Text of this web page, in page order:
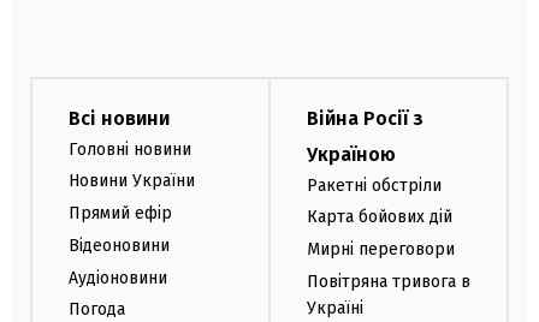
Всі новини
Головні новини
Новини України
Прямий ефір
Відеоновини
Аудіоновини
Погода
Війна Росії з
Україною
Ракетні обстріли
Карта бойових дій
Мирні переговори
Повітряна тривога в
Україні